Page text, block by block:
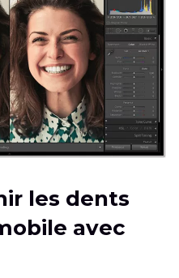
les dents
avec